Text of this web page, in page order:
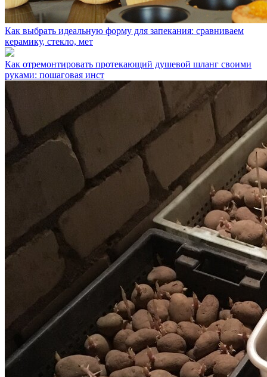
Как выбрать идеальную форму для запекания: сравниваем
керамику, стекло, мет
Как отремонтировать протекающий душевой шланг своими
руками: пошаговая инст